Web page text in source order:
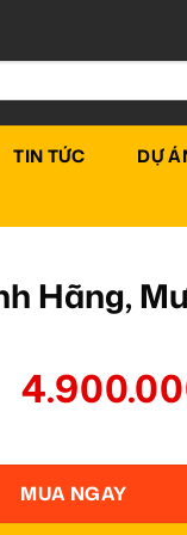
TIN TỨC DỰ
Hãng,
MUA NGAY